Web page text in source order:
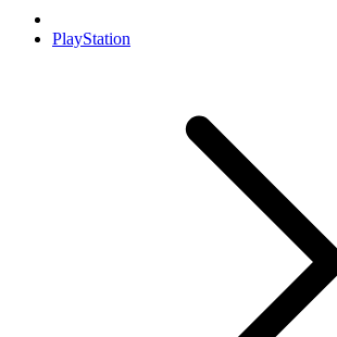
PlayStation